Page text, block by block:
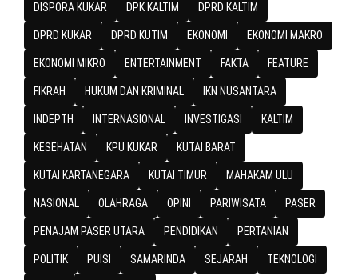
DISPORA KUKAR DPK KALTIM DPRD KALTIM
DPRD KUKAR DPRD KUTIM EKONOMI EKONOMI MAKRO
EKONOMI MIKRO ENTERTAINMENT FAKTA FEATURE
FIKRAH HUKUM DAN KRIMINAL IKN NUSANTARA
INDEPTH INTERNASIONAL INVESTIGASI KALTIM
KESEHATAN KPU KUKAR KUTAI BARAT
KUTAI KARTANEGARA KUTAI TIMUR MAHAKAM ULU
NASIONAL OLAHRAGA OPINI PARIWISATA PASER
PENAJAM PASER UTARA PENDIDIKAN PERTANIAN
POLITIK PUISI SAMARINDA SEJARAH TEKNOLOGI